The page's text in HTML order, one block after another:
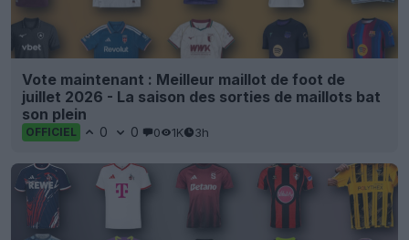
Vote maintenant : Meilleur maillot de foot de
juillet 2026 - La saison des sorties de maillots bat
son plein
OFFICIEL 0 0 0 1K 3h